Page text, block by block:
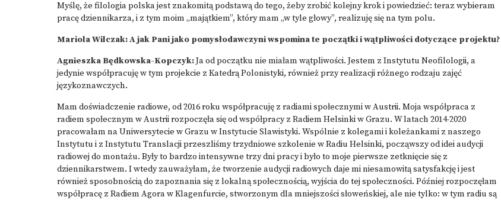
Myślę, że filologia polska jest znakomitą podstawą do tego, żeby zrobić kolejny krok i powiedzieć: teraz wybieram
pracę dziennikarza, i z tym moim „majątkiem”, który mam „w tyle głowy”, realizuję się na tym polu.
Mariola Wilczak: A jak Pani jako pomysłodawczyni wspomina te początki i wątpliwości dotyczące projektu?
Agnieszka Będkowska-Kopczyk:Ja od początku nie miałam wątpliwości. Jestem z Instytutu Neofilologii, a
jedynie współpracuję w tym projekcie z Katedrą Polonistyki, również przy realizacji różnego rodzaju zajęć
językoznawczych.
Mam doświadczenie radiowe, od 2016 roku współpracuję z radiami społecznymi w Austrii. Moja współpraca z
radiem społecznym w Austrii rozpoczęła się od współpracy z Radiem Helsinki w Grazu. W latach 2014-2020
pracowałam na Uniwersytecie w Grazu w Instytucie Slawistyki. Wspólnie z kolegami i koleżankami z naszego
Instytutu i z Instytutu Translacji przeszliśmy trzydniowe szkolenie w Radiu Helsinki, począwszy od idei audycji
radiowej do montażu. Były to bardzo intensywne trzy dni pracy i było to moje pierwsze zetknięcie się z
dziennikarstwem. I wtedy zauważyłam, że tworzenie audycji radiowych daje mi niesamowitą satysfakcję i jest
również sposobnością do zapoznania się z lokalną społecznością, wyjścia do tej społeczności. Później rozpoczęłam
współpracę z Radiem Agora w Klagenfurcie, stworzonym dla mniejszości słoweńskiej, ale nie tylko: w tym radiu są